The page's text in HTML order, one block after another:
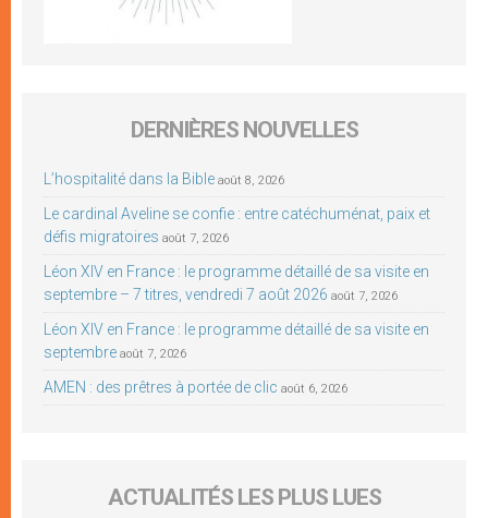
DERNIÈRES NOUVELLES
L’hospitalité dans la Bible août 8, 2026
Le cardinal Aveline se confie : entre catéchuménat, paix et
défis migratoires août 7, 2026
Léon XIV en France : le programme détaillé de sa visite en
septembre – 7 titres, vendredi 7 août 2026 août 7, 2026
Léon XIV en France : le programme détaillé de sa visite en
septembre août 7, 2026
AMEN : des prêtres à portée de clic août 6, 2026
ACTUALITÉS LES PLUS LUES